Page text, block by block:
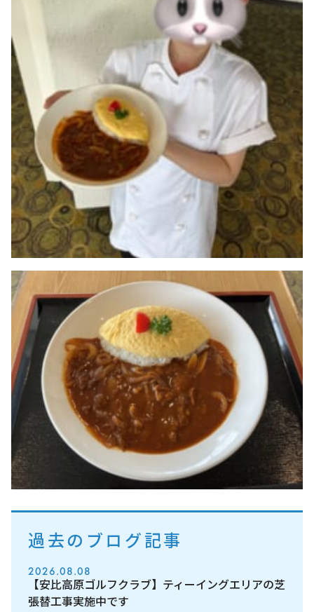
過去のブログ記事
2026.08.08
【安比高原ゴルフクラブ】ティーイングエリアの芝
張替工事実施中です